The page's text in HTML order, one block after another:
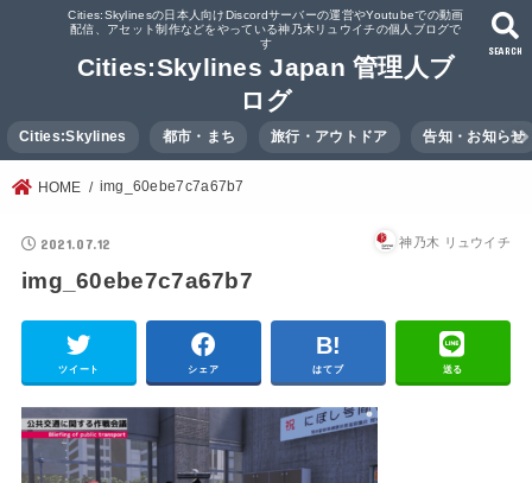
Cities:Skylinesの日本人向けDiscordサーバーの運営やYoutubeでの動画
配信、アセット制作などをやっている神乃木リュウイチの個人ブログで
す
Cities:Skylines Japan 管理人ブ
ログ
SEARCH
Cities:Skylines 都市・まち 旅行・アウトドア 告知・お知らせ
HOME img_60ebe7c7a67b7
2021.07.12 神乃木 リュウイチ
img_60ebe7c7a67b7
ツイート シェア はてブ 送る